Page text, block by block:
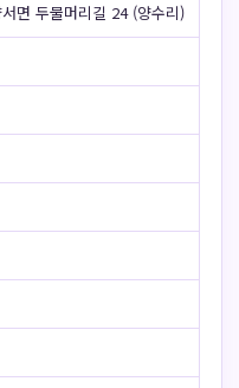
면 두물머리길 24 (양수리)